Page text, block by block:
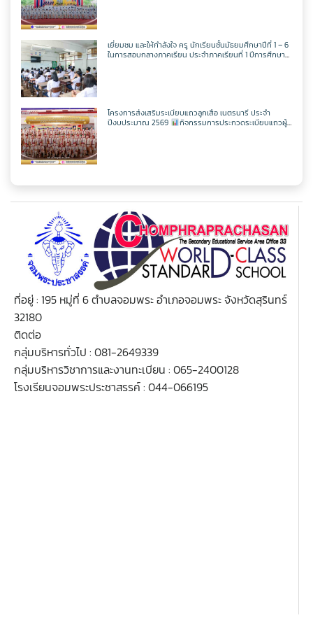
ตารางเรียน/สอน
เว็บไซต์เทคโนโลยี
ตารางเรียน ม.2
ตารางเรียน ม.3
ตารางเรียน ม.4
ตารางเรียน ม.5
ตารางเรียน ม.6
วิชาเพิ่มเติม
วิชาออกแบบฯ
วิชาเพิ่มเติม
วิชาวิทยาการคำนวณ
วิชาออกแบบฯ
วิชาเพิ่มเติม
ครูศุภวิชญ์ กมลเลิศ
วิชาวิทยาการคำนวณ
วิชาออกแบบฯ
วิชาเพิ่มเติม
เยี่ยมชม และให้กำลังใจ ครู นักเรียนชั้นมัธยมศึกษาปีที่ 1 – 6
ในการสอบกลางภาคเรียน ประจำภาคเรียนที่ 1 ปีการศึกษา
โครงการส่งเสริมระเบียบแถวลูกเสือ เนตรนารี ประจำ
ปีงบประมาณ 2569
กิจกรรมการประกวดระเบียบแถวผู้
ที่อยู่ : 195 หมู่ที่ 6 ตำบลจอมพระ อำเภอจอมพระ จังหวัดสุรินทร์
32180
ติดต่อ
กลุ่มบริหารทั่วไป : 081-2649339
กลุ่มบริหารวิชาการและงานทะเบียน : 065-2400128
โรงเรียนจอมพระประชาสรรค์ : 044-066195